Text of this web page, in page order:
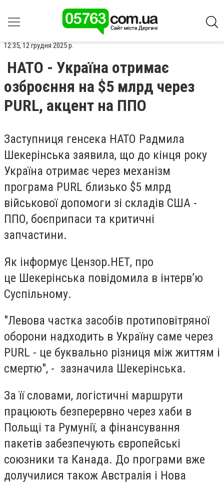
12:35, 12 грудня 2025 р.
НАТО - Україна отримає
озброєння на $5 млрд через
PURL, акцент на ППО
Заступниця генсека НАТО Радмила
Шекерінська заявила, що до кінця року
Україна отримає через механізм
програма PURL близько $5 млрд
військової допомоги зі складів США -
ППО, боєприпаси та критичні
запчастини.
Як інформує Цензор.НЕТ, про
це Шекерінська повідомила в інтерв’ю
Суспільному.
"Левова частка засобів протиповітряної
оборони надходить в Україну саме через
PURL - це буквально різниця між життям і
смертю", - зазначила Шекерінська.
За її словами, логістичні маршрути
працюють безперервно через хаби в
Польщі та Румунії, а фінансування
пакетів забезпечують європейські
союзники та Канада. До програми вже
долучилися також Австралія і Нова